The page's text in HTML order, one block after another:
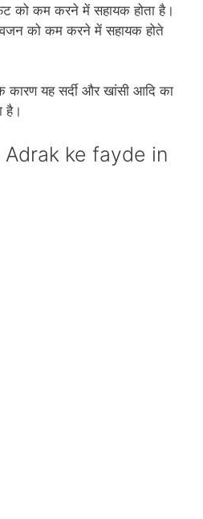
को कम करने में सहायक होता है।
को कम करने में सहायक होते
कारण यह सर्दी और खांसी आदि का
है।
ke fayde in